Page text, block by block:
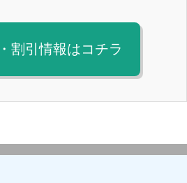
割引情報はコチラ